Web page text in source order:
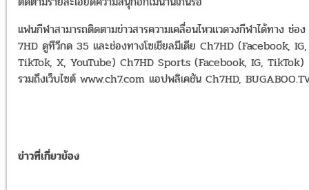
แฟนกีฬาสามารถติดตามข่าวสารความเคลื่อนไหวแวดวงกีฬาได้ทาง ช่อง
7HD ดูทีวีกด 35 และช่องทางโซเชียลมีเดีย Ch7HD (Facebook, IG,
TikTok, X, YouTube) Ch7HD Sports (Facebook, IG, TikTok)
รวมถึงเว็บไซต์ www.ch7.com แอปพลิเคชัน Ch7HD,
ข่าวที่เกี่ยวข้อง